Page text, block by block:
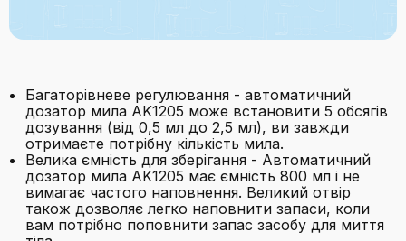
Багаторівневе регулювання - автоматичний
дозатор мила AK1205 може встановити 5 обсягів
дозування (від 0,5 мл до 2,5 мл), ви завжди
отримаєте потрібну кількість мила.
Велика ємність для зберігання - Автоматичний
дозатор мила AK1205 має ємність 800 мл і не
вимагає частого наповнення. Великий отвір
також дозволяє легко наповнити запаси, коли
вам потрібно поповнити запас засобу для миття